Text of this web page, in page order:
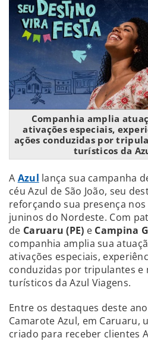
Companhia amplia
ativações especiais,
ações conduzidas por
turísticos da
A Azul lança sua campanha
céu Azul de São João, seu
reforçando sua presença
juninos do Nordeste. Com
de Caruaru (PE) e Campina
companhia amplia sua
ativações especiais,
conduzidas por tripulantes e
turísticos da Azul Viagens.
Entre os destaques deste
Camarote Azul, em Caruaru,
criado para receber clientes